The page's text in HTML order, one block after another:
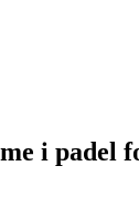
i padel